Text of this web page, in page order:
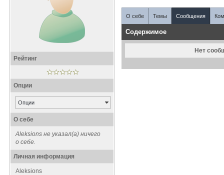
Рейтинг
Опции
Опции
О себе
Aleksions не указал(а) ничего
о себе.
Личная информация
Aleksions
О себе Темы Сообщения
Содержимое
Нет